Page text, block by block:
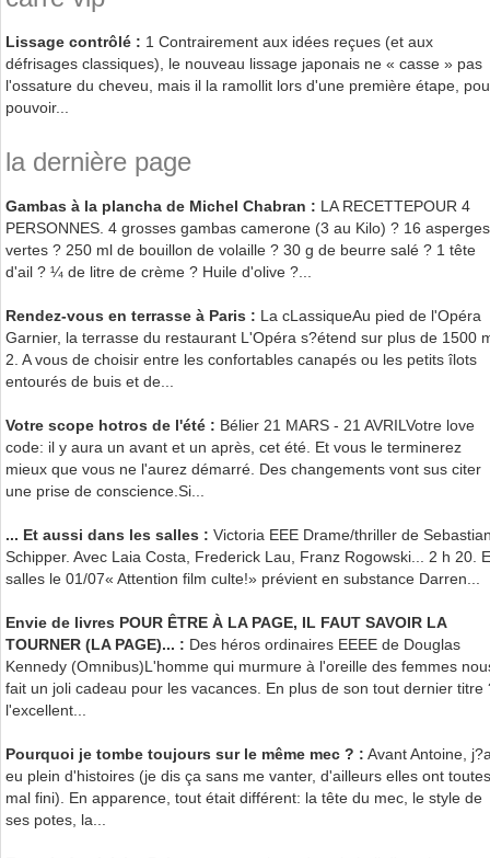
Lissage contrôlé : 1 Contrairement aux idées reçues (et aux
défrisages classiques), le nouveau lissage japonais ne « casse » pas
l'ossature du cheveu, mais il la ramollit lors d'une première étape,
pouvoir...
la dernière page
Gambas à la plancha de Michel Chabran : LA RECETTEPOUR 4
PERSONNES. 4 grosses gambas camerone (3 au Kilo) ? 16 asperges
vertes ? 250 ml de bouillon de volaille ? 30 g de beurre salé ? 1 tête
d'ail ? ¼ de litre de crème ? Huile d'olive ?...
Rendez-vous en terrasse à Paris : La cLassiqueAu pied de l'Opéra
Garnier, la terrasse du restaurant L'Opéra s?étend sur plus de 1500
2. A vous de choisir entre les confortables canapés ou les petits îlots
entourés de buis et de...
Votre scope hotros de l'été : Bélier 21 MARS - 21 AVRILVotre love
code: il y aura un avant et un après, cet été. Et vous le terminerez
mieux que vous ne l'aurez démarré. Des changements vont sus citer
une prise de conscience.Si...
... Et aussi dans les salles : Victoria EEE Drame/thriller de
Schipper. Avec Laia Costa, Frederick Lau, Franz Rogowski... 2 h 20.
salles le 01/07« Attention film culte!» prévient en substance Darren...
Envie de livres POUR ÊTRE À LA PAGE, IL FAUT SAVOIR LA
TOURNER (LA PAGE)... : Des héros ordinaires EEEE de Douglas
Kennedy (Omnibus)L'homme qui murmure à l'oreille des femmes
fait un joli cadeau pour les vacances. En plus de son tout dernier titre
l'excellent...
Pourquoi je tombe toujours sur le même mec ? : Avant Antoine,
eu plein d'histoires (je dis ça sans me vanter, d'ailleurs elles ont toutes
mal fini). En apparence, tout était différent: la tête du mec, le style de
ses potes, la...